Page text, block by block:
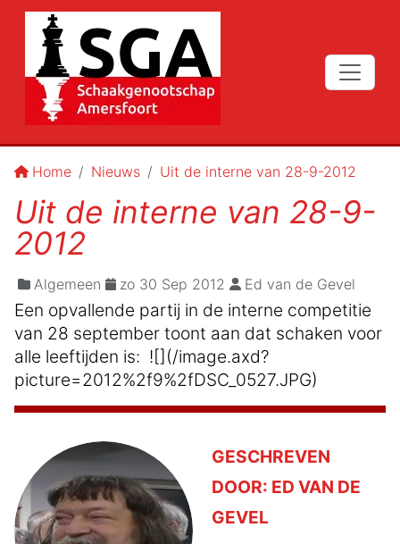
Home Nieuws Uit de interne van 28-9-2012
Uit de interne van 28-9-
2012
Algemeen zo 30 Sep 2012 Ed van de Gevel
Een opvallende partij in de interne competitie
van 28 september toont aan dat schaken voor
alle leeftijden is: ![](/image.axd?
picture=2012%2f9%2fDSC_0527.JPG)
GESCHREVEN
DOOR: ED VAN DE
GEVEL